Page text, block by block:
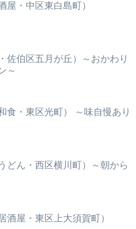
屋・中区東白島町）
佐伯区五月が丘）～おかわり
～
食・東区光町） ～味自慢あり
どん・西区横川町）～朝から
酒屋・東区上大須賀町）